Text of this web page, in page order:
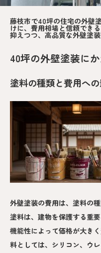
藤枝市で40坪の住宅の外壁
けに、費用相場と信頼でき
抑えつつ、高品質な外壁塗
40坪の外壁塗装に
塗料の種類と費用へ
外壁塗装の費用は、塗料の
塗料は、建物を保護する重
機能性によって価格が大き
料としては、シリコン、ウ